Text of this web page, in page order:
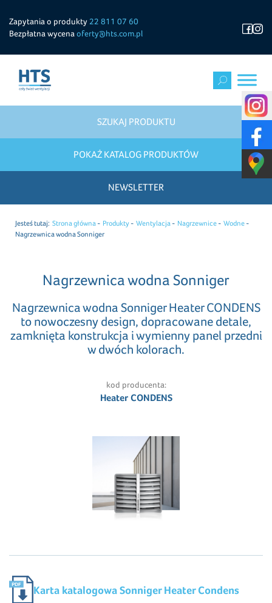
Zapytania o produkty 22 811 07 60
Bezpłatna wycena oferty@hts.com.pl
SZUKAJ PRODUKTU
POKAŻ KATALOG PRODUKTÓW
NEWSLETTER
Jesteś tutaj: Strona główna Produkty Wentylacja Nagrzewnice
Wodne
Nagrzewnica wodna Sonniger
Nagrzewnica wodna Sonniger
Nagrzewnica wodna Sonniger Heater CONDENS
to nowoczesny design, dopracowane detale,
zamknięta konstrukcja i wymienny panel przedni
w dwóch kolorach.
kod producenta:
Heater CONDENS
Karta katalogowa Sonniger Heater Condens